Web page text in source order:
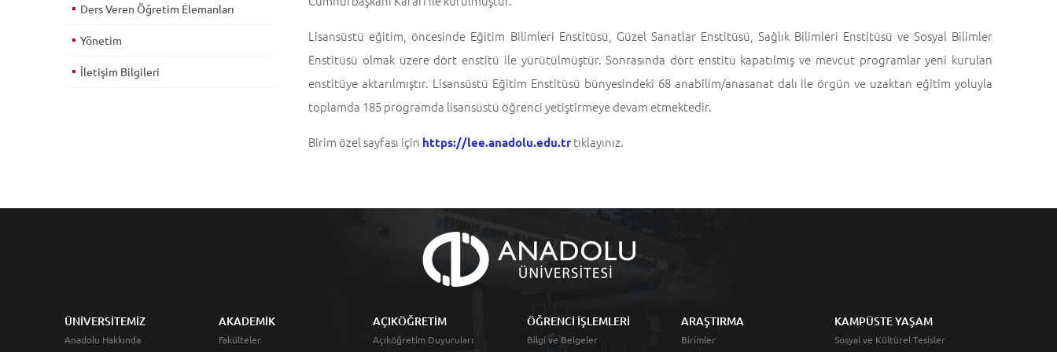
Lisansüstü eğitim, öncesinde Eğitim Bilimleri Enstitüsü, Güzel Sanatlar Enstitüsü, Sağlık Bilimleri Enstitüsü ve Sosyal Bilimler
Enstitüsü olmak üzere dört enstitü ile yürütülmüştür. Sonrasında dört enstitü kapatılmış ve mevcut programlar yeni kurulan
enstitüye aktarılmıştır. Lisansüstü Eğitim Enstitüsü bünyesindeki 68 anabilim/anasanat dalı ile örgün ve uzaktan eğitim yoluyla
toplamda 185 programda lisansüstü öğrenci yetiştirmeye devam etmektedir.
Birim özel sayfası için https://lee.anadolu.edu.tr tıklayınız.
Ders Veren Öğretim Elemanları
Yönetim
İletişim Bilgileri
ÜNİVERSİTEMİZ
Anadolu Hakkında
AKADEMİK
Fakülteler
AÇIKÖĞRETİM
Açıköğretim Duyuruları
ÖĞRENCİ İŞLEMLERİ
Bilgi ve Belgeler
ARAŞTIRMA
Birimler
KAMPÜSTE YAŞAM
Sosyal ve Kültürel Tesisler